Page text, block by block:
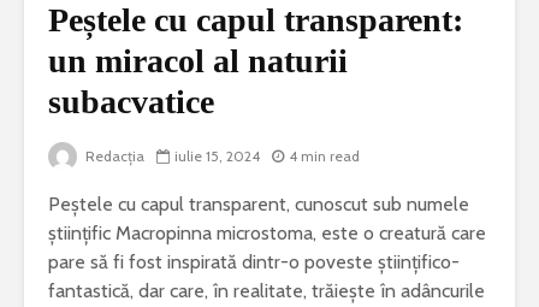
Peștele cu capul transparent:
un miracol al naturii
subacvatice
Redacția iulie 15, 2024 4 min read
Peștele cu capul transparent, cunoscut sub numele
științific Macropinna microstoma, este o creatură care
pare să fi fost inspirată dintr-o poveste științifico-
fantastică, dar care, în realitate, trăiește în adâncurile